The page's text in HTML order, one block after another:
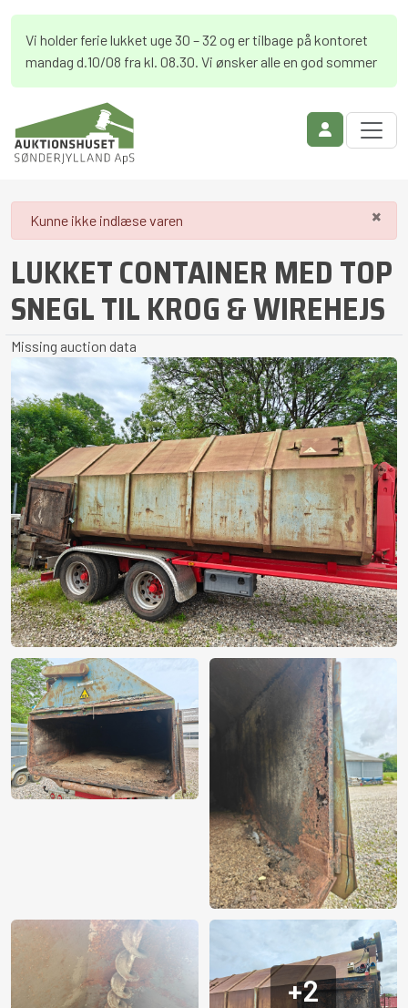
Vi holder ferie lukket uge 30 – 32 og er tilbage på kontoret
mandag d.10/08 fra kl. 08.30. Vi ønsker alle en god sommer
×
danger
Kunne ikke indlæse varen
LUKKET CONTAINER MED TOP
SNEGL TIL KROG & WIREHEJS
Missing auction data
+2